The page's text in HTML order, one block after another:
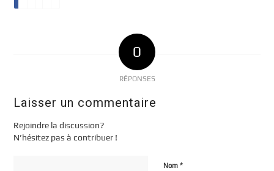
0
RÉPONSES
Laisser un commentaire
Rejoindre la discussion?
N’hésitez pas à contribuer !
Nom*